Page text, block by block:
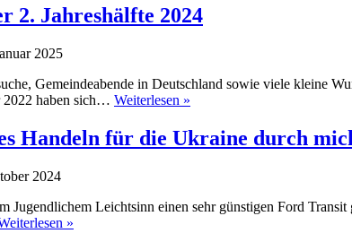
2. Jahreshälfte 2024
2025
Gemeindeabende in Deutschland sowie viele kleine
2022 haben sich… Weiterlesen »
in
der
Handeln für die Ukraine durch
2024
Jugendlichem Leichtsinn einen sehr günstigen Ford
»